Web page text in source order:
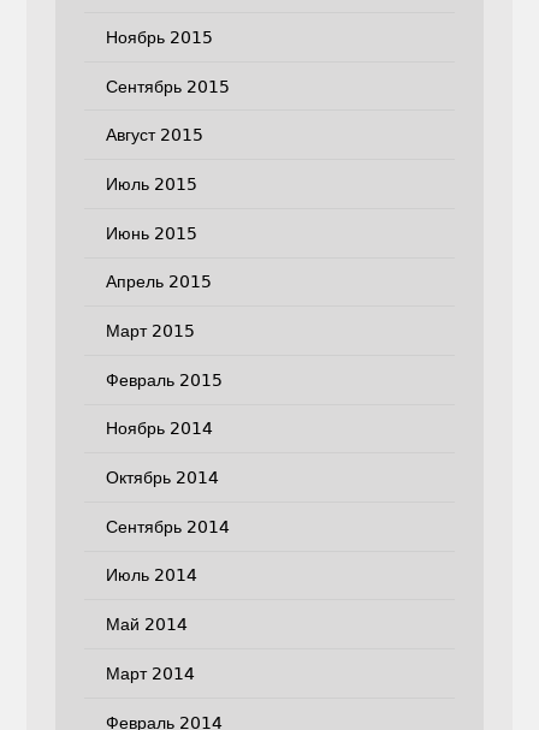
Ноябрь 2015
Сентябрь 2015
Август 2015
Июль 2015
Июнь 2015
Апрель 2015
Март 2015
Февраль 2015
Ноябрь 2014
Октябрь 2014
Сентябрь 2014
Июль 2014
Май 2014
Март 2014
Февраль 2014